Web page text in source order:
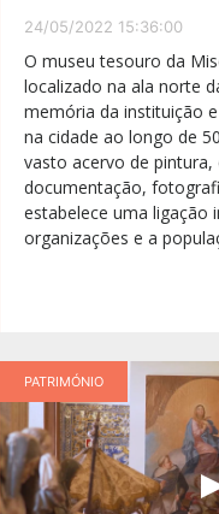
24/05/2022 15:36:00
O museu tesouro da
localizado na ala norte
memória da instituição
na cidade ao longo de
vasto acervo de pintura,
documentação,
estabelece uma ligação
organizações e a
PATRIMÓNIO